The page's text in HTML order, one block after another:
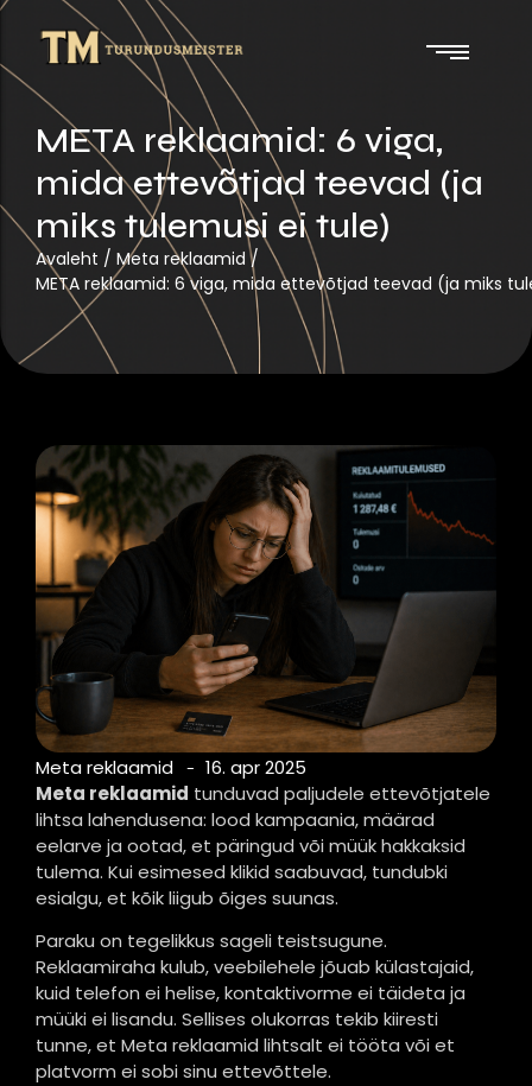
META reklaamid: 6 viga,
mida ettevõtjad teevad (ja
miks tulemusi ei tule)
Avaleht / Meta reklaamid /
META reklaamid: 6 viga, mida ettevõtjad teevad (ja miks
Meta reklaamid - 16. apr 2025
Meta reklaamid tunduvad paljudele ettevõtjatele
lihtsa lahendusena: lood kampaania, määrad
eelarve ja ootad, et päringud või müük hakkaksid
tulema. Kui esimesed klikid saabuvad, tundubki
esialgu, et kõik liigub õiges suunas.
Paraku on tegelikkus sageli teistsugune.
Reklaamiraha kulub, veebilehele jõuab külastajaid,
kuid telefon ei helise, kontaktivorme ei täideta ja
müüki ei lisandu. Sellises olukorras tekib kiiresti
tunne, et Meta reklaamid lihtsalt ei tööta või et
platvorm ei sobi sinu ettevõttele.